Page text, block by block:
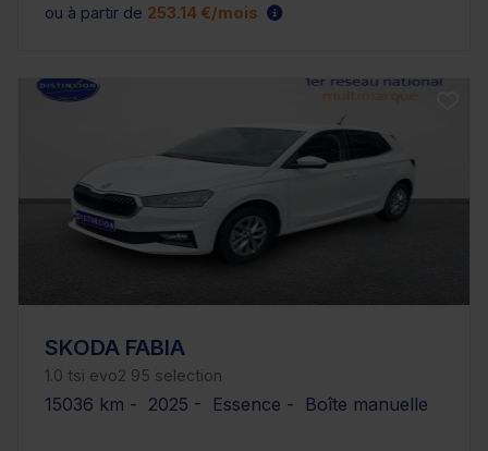
ou à partir de 253.14 €/mois
SKODA FABIA
1.0 tsi evo2 95 selection
15036 km - 2025 - Essence - Boîte manuelle